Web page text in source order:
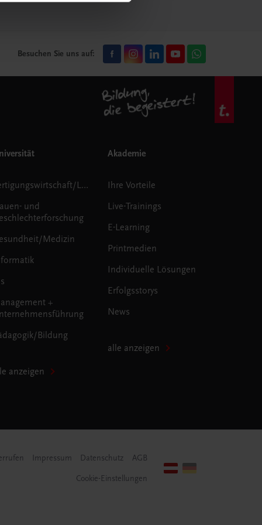
Besuchen Sie uns auf:
Fertigungswirtschaft/Logistik
und
Medizin
+
Bildung
anzeigen
Akademie
Ihre Vorteile
Live-Trainings
E-Learning
Printmedien
Individuelle Lösungen
Erfolgsstorys
News
alle anzeigen
Impressum Datenschutz AGB
Cookie-Einstellungen